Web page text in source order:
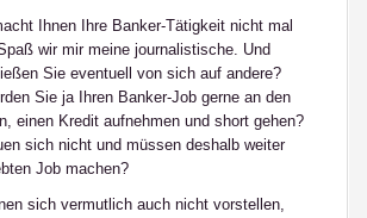
Ihnen Ihre Banker-Tätigkeit nicht mal
wir mir meine journalistische. Und
Sie eventuell von sich auf andere?
Sie ja Ihren Banker-Job gerne an den
einen Kredit aufnehmen und short gehen?
sich nicht und müssen deshalb weiter
Job machen?
sich vermutlich auch nicht vorstellen,